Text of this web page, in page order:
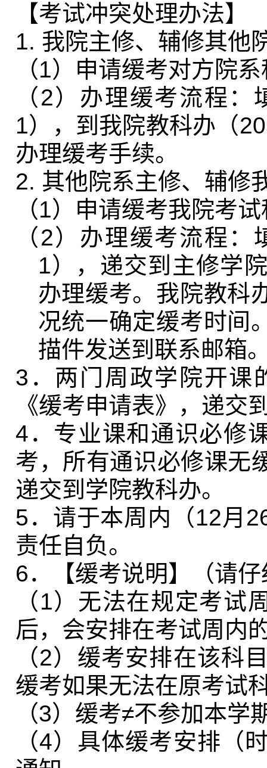
【考试冲突处理办法】
1. 我院主修、辅修其他
（1）申请缓考对方院
（ 2）办理缓考流程：
1），到我院教科办（
办理缓考手续。
2. 其他院系主修、辅修
（1）申请缓考我院考
（ 2）办理缓考流程：
1），递交到主修学
办理缓考。我院教科
况统一确定缓考时间
描件发送到联系邮箱
3 ．两门周政学院开课
《缓考申请表》，递交
4 ．专业课和通识必修
考，所有通识必修课无
递交到学院教科办。
5 ．请于本周内（12月
责任自负。
6．【缓考说明】（请
（ 1）无法在规定考试
后，会安排在考试周内
（2）缓考安排在该科
缓考如果无法在原考试
（3）缓考≠不参加本学
（4）具体缓考安排（